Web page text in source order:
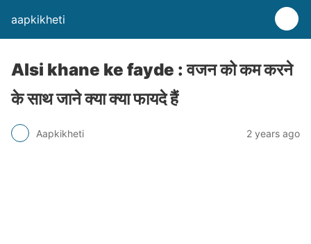
aapkikheti
Alsi khane ke fayde : वजन को कम करने
के साथ जाने क्या क्या फायदे हैं
Aapkikheti 2 years ago